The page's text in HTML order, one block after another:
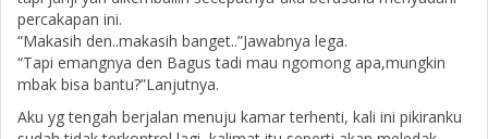
percakapan ini.
“Makasih den..makasih banget..”Jawabnya lega.
“Tapi emangnya den Bagus tadi mau ngomong apa,mungkin
mbak bisa bantu?”Lanjutnya.
Aku yg tengah berjalan menuju kamar terhenti, kali ini pikiranku